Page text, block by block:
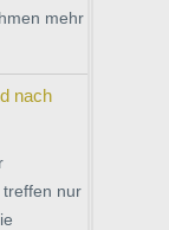
mehr
nach
treffen nur